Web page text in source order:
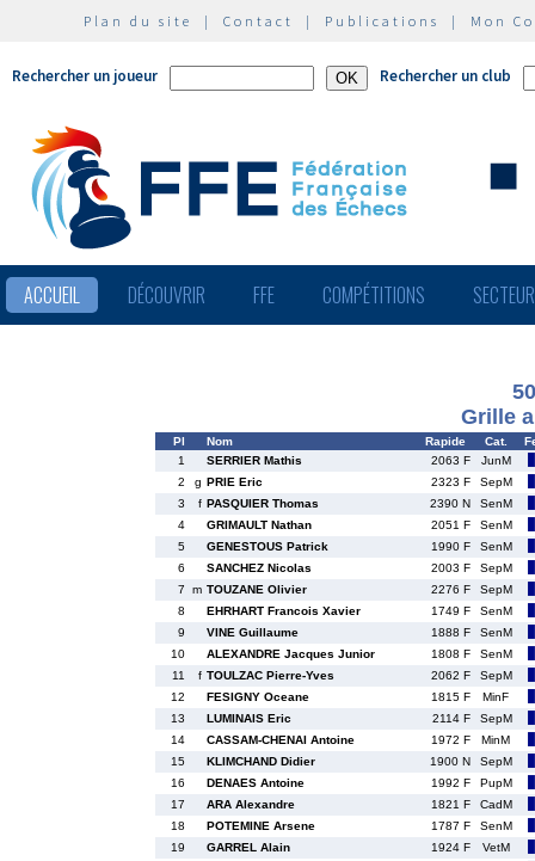
Plan du site | Contact | Publications | Mon
Rechercher un joueur Rechercher un club
ACCUEIL DÉCOUVRIR FFE COMPÉTITIONS
Grille
Pl Nom Rapide Cat.
1
SERRIER Mathis 2063 F
JunM
2
g PRIE Eric 2323 F
SepM
3
f PASQUIER Thomas 2390 N
SenM
4
GRIMAULT Nathan 2051 F
SenM
5
GENESTOUS Patrick 1990 F
SenM
6
SANCHEZ Nicolas 2003 F
SepM
7
m TOUZANE Olivier 2276 F
SepM
8
EHRHART Francois Xavier 1749 F
SenM
9
VINE Guillaume 1888 F
SenM
10
ALEXANDRE Jacques Junior 1808 F
SenM
11
f TOULZAC Pierre-Yves 2062 F
SepM
12
FESIGNY Oceane 1815 F
MinF
13
LUMINAIS Eric 2114 F
SepM
14
CASSAM-CHENAI Antoine 1972 F
MinM
15
KLIMCHAND Didier 1900 N
SepM
16
DENAES Antoine 1992 F
PupM
17
ARA Alexandre 1821 F
CadM
18
POTEMINE Arsene 1787 F
SenM
19
GARREL Alain 1924 F
VetM